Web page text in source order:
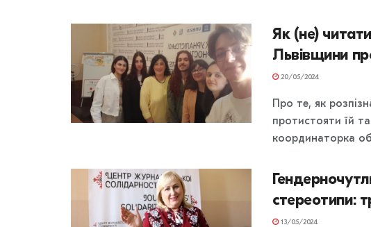
Як (не)
Львівщини
20/05/2024
Про те, як
протистояти їй
координаторка
стереотипи:
13/05/2024